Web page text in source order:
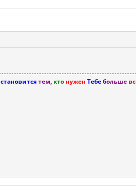
становитсятем, кто нужен Тебебольше